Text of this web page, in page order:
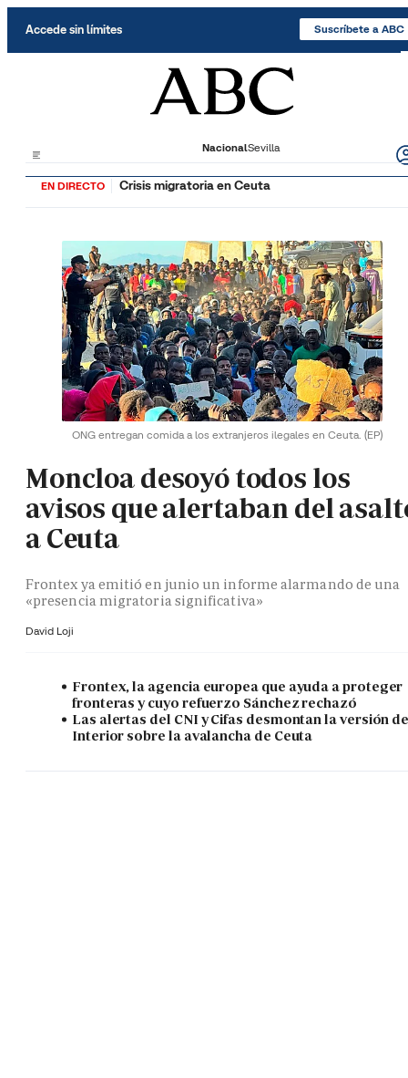
Accede sin límites Suscríbete a ABC
NacionalSevilla
EN DIRECTO Crisis migratoria en Ceuta
ONG entregan comida a los extranjeros ilegales en Ceuta. (EP)
Moncloa desoyó todos los
avisos que alertaban del
a Ceuta
Frontex ya emitió en junio un informe alarmando de una
«presencia migratoria significativa»
David Loji
Frontex, la agencia europea que ayuda a proteger
fronteras y cuyo refuerzo Sánchez rechazó
Las alertas del CNI y Cifas desmontan la versión
Interior sobre la avalancha de Ceuta